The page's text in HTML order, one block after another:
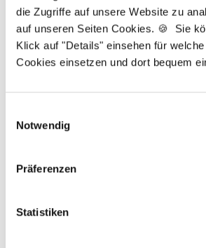
die Zugriffe auf unsere Website zu
auf unseren Seiten Cookies. 🍪 Sie
Klick auf "Details" einsehen für
Cookies einsetzen und dort bequem
Notwendig
Präferenzen
Statistiken
anpassen.
Mit*markierte Felder sind Pflichtfelder
1